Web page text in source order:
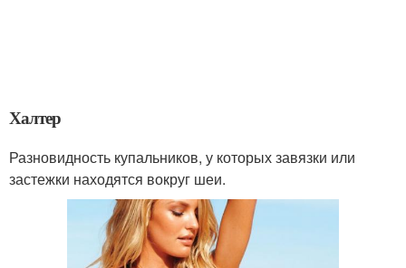
Халтер
Разновидность купальников, у которых завязки или
застежки находятся вокруг шеи.